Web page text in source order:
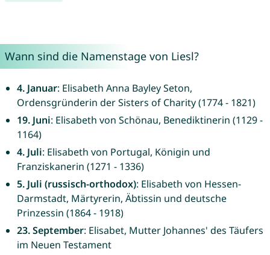
Wann sind die Namenstage von Liesl?
4. Januar: Elisabeth Anna Bayley Seton,
Ordensgründerin der Sisters of Charity (1774 - 1821)
19. Juni: Elisabeth von Schönau, Benediktinerin (1129 -
1164)
4. Juli: Elisabeth von Portugal, Königin und
Franziskanerin (1271 - 1336)
5. Juli (russisch-orthodox): Elisabeth von Hessen-
Darmstadt, Märtyrerin, Äbtissin und deutsche
Prinzessin (1864 - 1918)
23. September: Elisabet, Mutter Johannes' des Täufers
im Neuen Testament